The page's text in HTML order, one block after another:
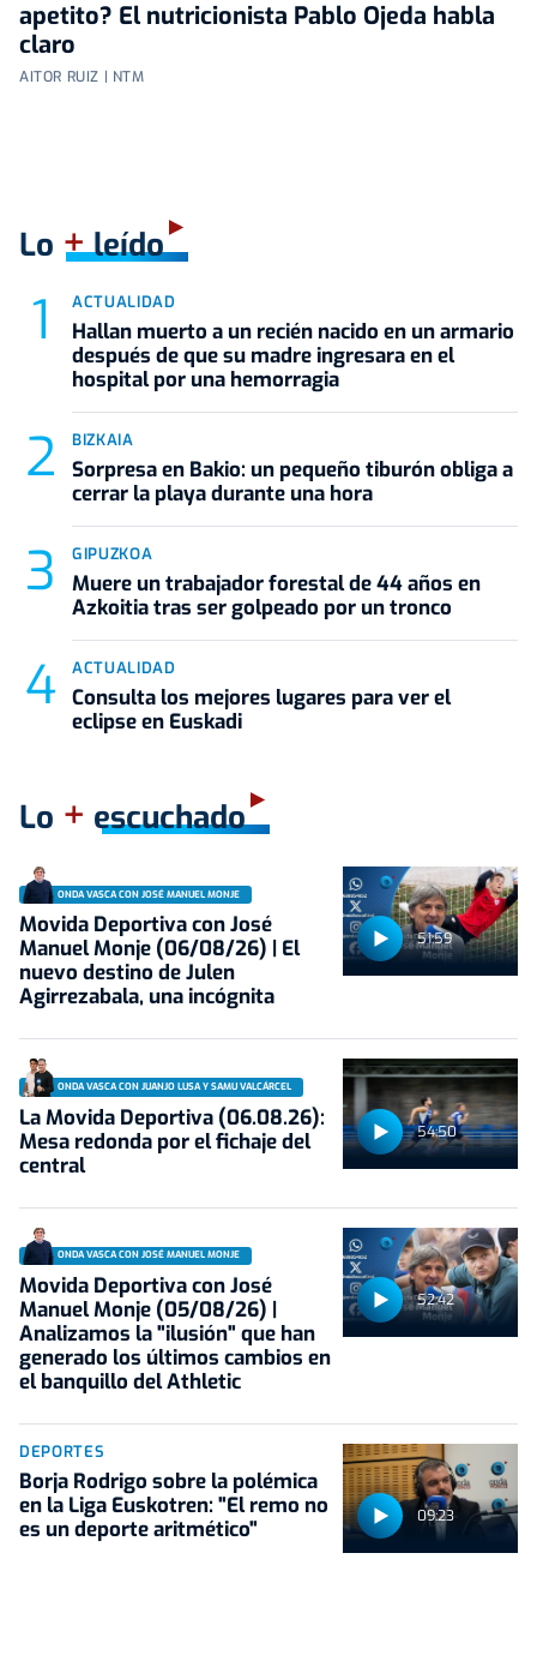
apetito? El nutricionista Pablo Ojeda habla
claro
AITOR RUIZ | NTM
Lo +leído
ACTUALIDAD
Hallan muerto a un recién nacido en un armario
después de que su madre ingresara en el
hospital por una hemorragia
BIZKAIA
Sorpresa en Bakio: un pequeño tiburón obliga a
cerrar la playa durante una hora
GIPUZKOA
Muere un trabajador forestal de 44 años en
Azkoitia tras ser golpeado por un tronco
ACTUALIDAD
Consulta los mejores lugares para ver el
eclipse en Euskadi
Lo + escuchado
51:59
ONDA VASCA CON JOSÉ MANUEL MONJE
Movida Deportiva con José
Manuel Monje (06/08/26) | El
nuevo destino de Julen
Agirrezabala, una incógnita
54:50
ONDA VASCA CON JUANJO LUSA Y SAMU VALCÁRCEL
La Movida Deportiva (06.08.26):
Mesa redonda por el fichaje del
central
52:42
ONDA VASCA CON JOSÉ MANUEL MONJE
Movida Deportiva con José
Manuel Monje (05/08/26) |
Analizamos la "ilusión" que han
generado los últimos cambios en
el banquillo del Athletic
09:23
DEPORTES
Borja Rodrigo sobre la polémica
en la Liga Euskotren: "El remo no
es un deporte aritmético"